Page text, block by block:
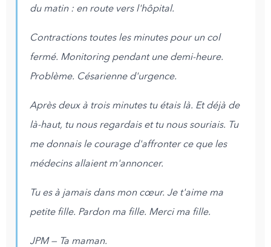
du matin : en route vers l'hôpital.
Contractions toutes les minutes pour un col
fermé. Monitoring pendant une demi-heure.
Problème. Césarienne d'urgence.
Après deux à trois minutes tu étais là. Et déjà de
là-haut, tu nous regardais et tu nous souriais. Tu
me donnais le courage d'affronter ce que les
médecins allaient m'annoncer.
Tu es à jamais dans mon cœur. Je t'aime ma
petite fille. Pardon ma fille. Merci ma fille.
JPM — Ta maman.